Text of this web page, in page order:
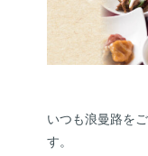
いつも浪曼路を
す。